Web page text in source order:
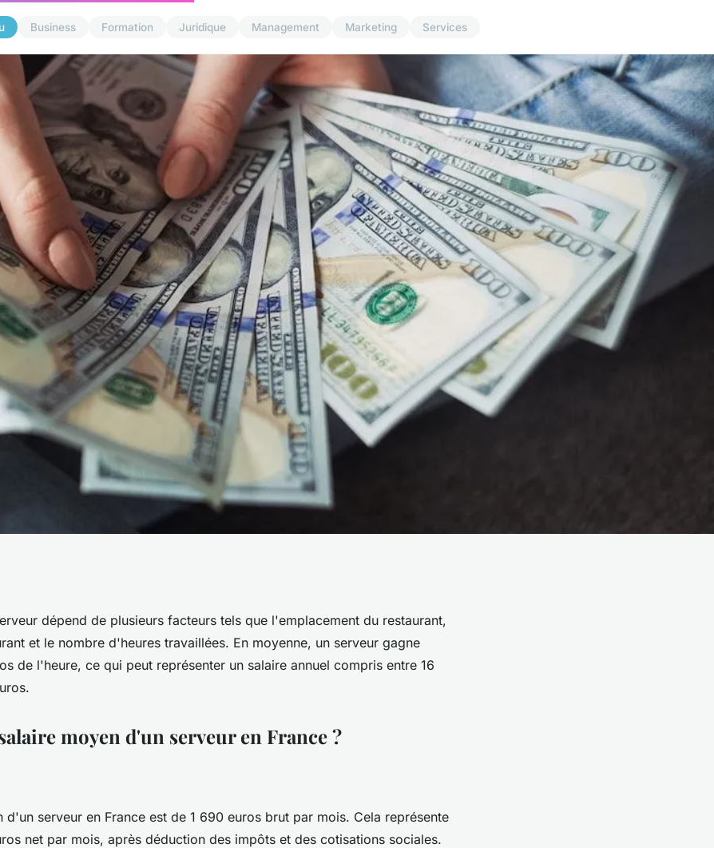
Business Formation Juridique Management Marketing Services
serveur ?
dépend de plusieurs facteurs tels que l'emplacement du restaurant,
et le nombre d'heures travaillées. En moyenne, un serveur gagne
de l'heure, ce qui peut représenter un salaire annuel compris entre 16
moyen d'un serveur en France ?
d'un serveur en France est de 1 690 euros brut par mois. Cela représente
net par mois, après déduction des impôts et des cotisations sociales.